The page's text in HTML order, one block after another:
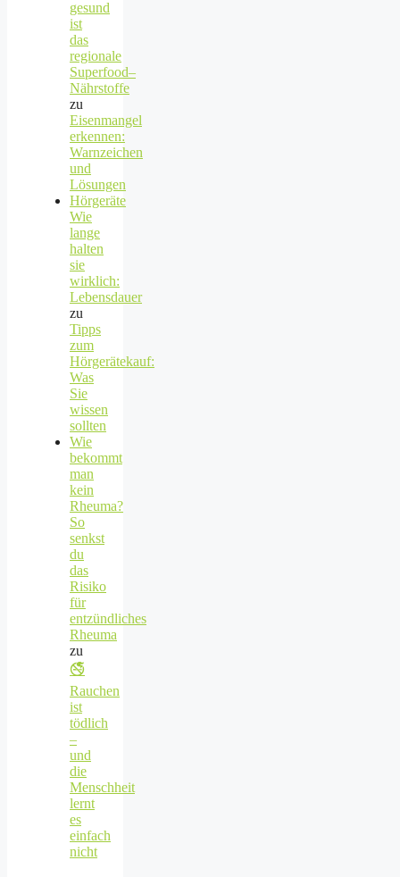
gesund
ist
das
regionale
Superfood–
Nährstoffe
zu
Eisenmangel
erkennen:
Warnzeichen
und
Lösungen
Hörgeräte
Wie
lange
halten
sie
wirklich:
Lebensdauer
zu
Tipps
zum
Hörgerätekauf:
Was
Sie
wissen
sollten
Wie
bekommt
man
kein
Rheuma?
So
senkst
du
das
Risiko
für
entzündliches
Rheuma
zu
🚭
Rauchen
ist
tödlich
–
und
die
Menschheit
lernt
es
einfach
nicht